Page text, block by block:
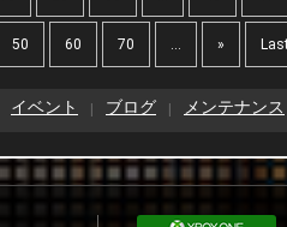
50 60 70 ... »
イベント ブログ メンテナンス